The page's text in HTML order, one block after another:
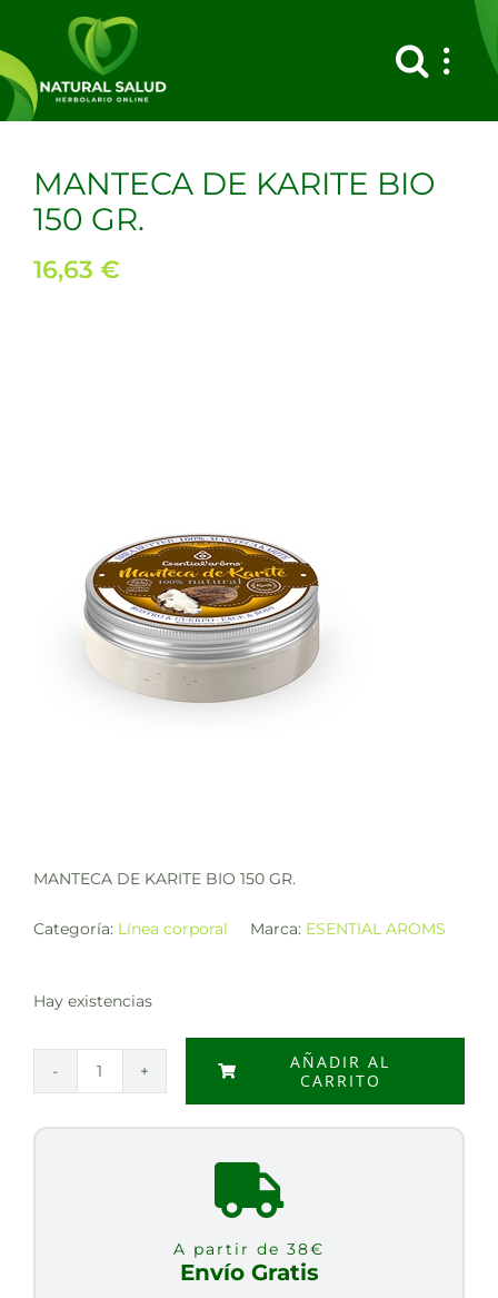
contenido
MANTECA DE KARITE BIO
150 GR.
16,63 €
MANTECA DE KARITE BIO 150 GR.
Categoría: Línea corporal Marca: ESENTIAL AROMS
Hay existencias
MANTECA
AÑADIR AL
CARRITO
A partir de 38€
Envío Gratis